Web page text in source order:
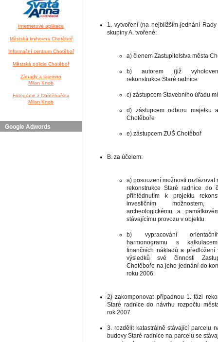
Internetové aplikace
Městská knihovna Chotěboř
Informační centrum Chotěboř
Městská policie Chotěboř
Záhady a tajemno
Milan Knob
Fotografie z Chotěbořska
Milan Knob
Google Adwords
1. vytvoření (na nejbližším jednání
skupiny A. tvořené:
a) členem Zastupitelstva města
b) autorem (již
rekonstrukce Staré radnice
c) zástupcem Stavebního úřadu
d) zástupcem odboru majetku
Chotěboře
e) zástupcem ZUŠ Chotěboř
B. za účelem:
a) posouzení možnosti rozfázovat
rekonstrukce Staré radnice do
přihlédnutím k projektu
investičním možnostem,
archeologickému a
stávajícímu provozu v objektu
b) vypracování
harmonogramu s
finančních nákladů a předložení
výsledků své činnosti
Chotěboře na jeho jednání do
roku 2006
2) zakomponovat případnou 1. fázi
Staré radnice do návrhu rozpočtu
rok 2007
3. rozdělit katastrálně stávající parcelu
budovy Staré radnice na parcelu se